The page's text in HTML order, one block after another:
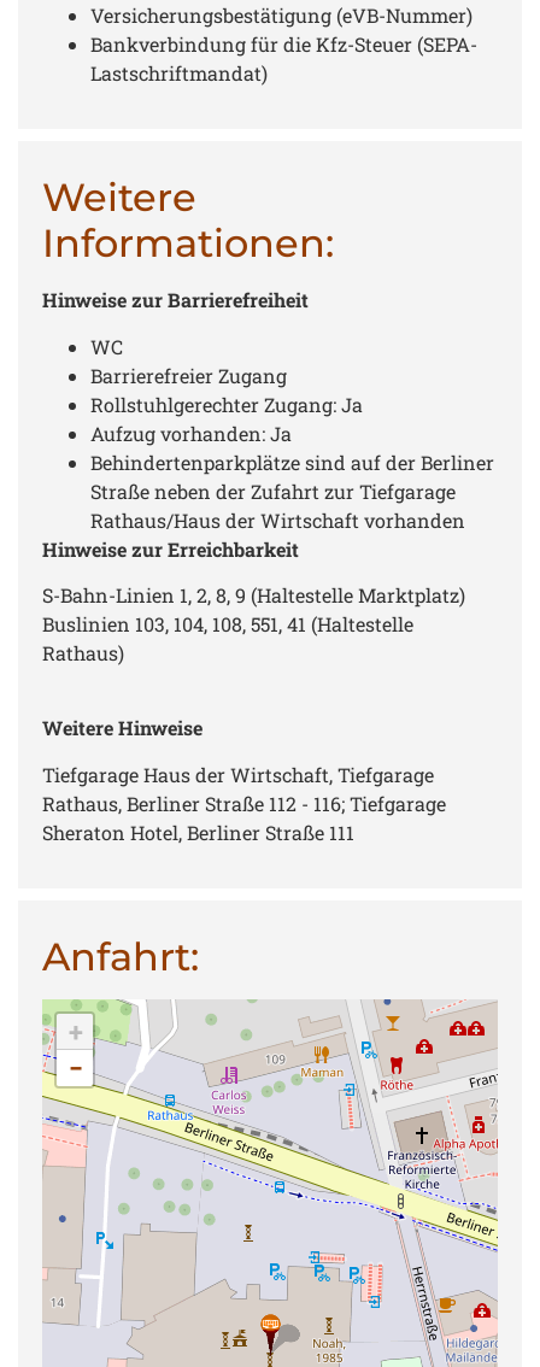
Versicherungsbestätigung (eVB-Nummer)
Bankverbindung für die Kfz-Steuer (SEPA-
Lastschriftmandat)
Weitere
Informationen:
Hinweise zur Barrierefreiheit
WC
Barrierefreier Zugang
Rollstuhlgerechter Zugang: Ja
Aufzug vorhanden: Ja
Behindertenparkplätze sind auf der Berliner
Straße neben der Zufahrt zur Tiefgarage
Rathaus/Haus der Wirtschaft vorhanden
Hinweise zur Erreichbarkeit
S-Bahn-Linien 1, 2, 8, 9 (Haltestelle Marktplatz)
Buslinien 103, 104, 108, 551, 41 (Haltestelle
Rathaus)
Weitere Hinweise
Tiefgarage Haus der Wirtschaft, Tiefgarage
Rathaus, Berliner Straße 112 - 116; Tiefgarage
Sheraton Hotel, Berliner Straße 111
Anfahrt:
+
−